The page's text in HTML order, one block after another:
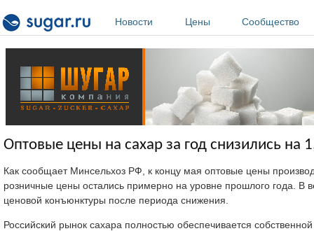
Новости
Цены Сообщество
Оптовые цены на сахар за год снизились на
Как сообщает Минсельхоз РФ, к концу мая оптовые цены
розничные цены остались примерно на уровне прошлого года.
ценовой конъюнктуры после периода снижения.
Российский рынок сахара полностью обеспечивается